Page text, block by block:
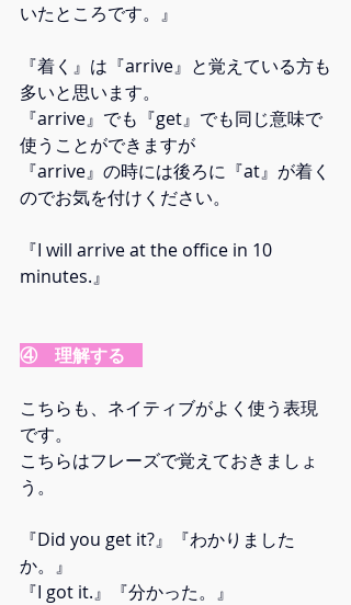
いたところです。』
『着く』は『arrive』と覚えている方も
多いと思います。
『arrive』でも『get』でも同じ意味で
使うことができますが
『arrive』の時には後ろに『at』が着く
のでお気を付けください。
『I will arrive at the office in 10
minutes.』
④　理解する
こちらも、ネイティブがよく使う表現
です。
こちらはフレーズで覚えておきましょ
う。
『Did you get it?』『わかりました
か。』
『I got it.』『分かった。』